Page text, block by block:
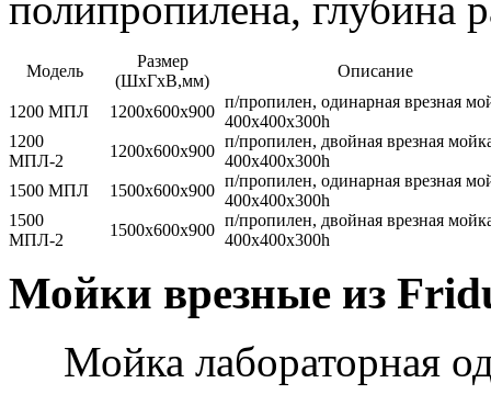
Модель
Размер
(ШхГхВ,мм)
Описание
1200 МПЛ 1200х600х900
п/пропилен, одинарная врезная
400х400х300h
1200
МПЛ-2
1200х600х900
п/пропилен, двойная врезная
400х400х300h
1500 МПЛ
1500х600х900
п/пропилен, одинарная врезная
400х400х300h
1500
МПЛ-2
1500х600х900
п/пропилен, двойная врезная
400х400х300h
Мойки врезные из
Мойка лабораторная